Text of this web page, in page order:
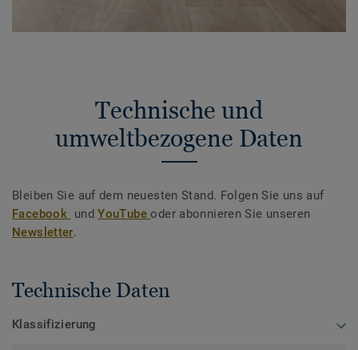
Technische und
umweltbezogene Daten
Bleiben Sie auf dem neuesten Stand. Folgen Sie uns auf
Facebook undYouTubeoder abonnieren Sie unseren
Newsletter.
Technische Daten
Klassifizierung